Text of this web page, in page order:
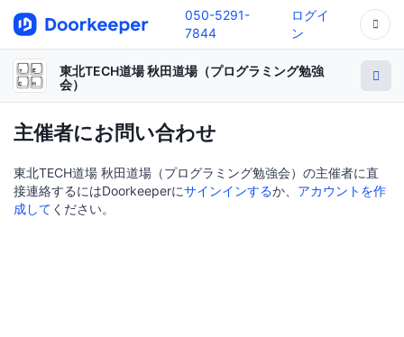
050-5291-
7844
ログイ
ン
東北TECH道場 秋田道場（プログラミング勉強
会）
主催者にお問い合わせ
東北TECH道場 秋田道場（プログラミング勉強会）の主催者に直
接連絡するにはDoorkeeperにサインインするか、 アカウントを作
成して ください。